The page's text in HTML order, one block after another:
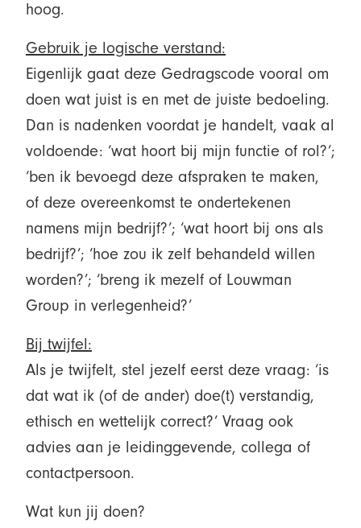
hoog.
Gebruik je logische verstand:
Eigenlijk gaat deze Gedragscode vooral om
doen wat juist is en met de juiste bedoeling.
Dan is nadenken voordat je handelt, vaak al
voldoende: ‘wat hoort bij mijn functie of rol?’;
‘ben ik bevoegd deze afspraken te maken,
of deze overeenkomst te ondertekenen
namens mijn bedrijf?’; ‘wat hoort bij ons als
bedrijf?’; ‘hoe zou ik zelf behandeld willen
worden?’; ‘breng ik mezelf of Louwman
Group in verlegenheid?’
Bij twijfel:
Als je twijfelt, stel jezelf eerst deze vraag: ‘is
dat wat ik (of de ander) doe(t) verstandig,
ethisch en wettelijk correct?’ Vraag ook
advies aan je leidinggevende, collega of
contactpersoon.
Wat kun jij doen?